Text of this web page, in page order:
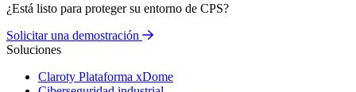
¿Está listo para proteger su entorno de CPS?
Solicitar una demostración
Soluciones
Claroty Plataforma xDome